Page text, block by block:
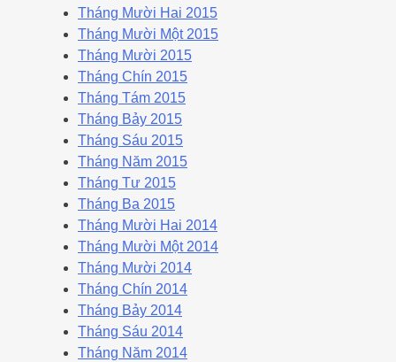
Tháng Mười Hai 2015
Tháng Mười Một 2015
Tháng Mười 2015
Tháng Chín 2015
Tháng Tám 2015
Tháng Bảy 2015
Tháng Sáu 2015
Tháng Năm 2015
Tháng Tư 2015
Tháng Ba 2015
Tháng Mười Hai 2014
Tháng Mười Một 2014
Tháng Mười 2014
Tháng Chín 2014
Tháng Bảy 2014
Tháng Sáu 2014
Tháng Năm 2014